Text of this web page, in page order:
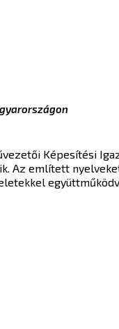
Képesítési
Az említett